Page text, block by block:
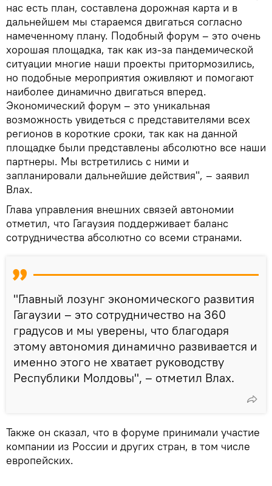
нас есть план, составлена дорожная карта и в
дальнейшем мы стараемся двигаться согласно
намеченному плану. Подобный форум – это очень
хорошая площадка, так как из-за пандемической
ситуации многие наши проекты притормозились,
но подобные мероприятия оживляют и помогают
наиболее динамично двигаться вперед.
Экономический форум – это уникальная
возможность увидеться с представителями всех
регионов в короткие сроки, так как на данной
площадке были представлены абсолютно все наши
партнеры. Мы встретились с ними и
запланировали дальнейшие действия", – заявил
Влах.
Глава управления внешних связей автономии
отметил, что Гагаузия поддерживает баланс
сотрудничества абсолютно со всеми странами.
"Главный лозунг экономического развития
Гагаузии – это сотрудничество на 360
градусов и мы уверены, что благодаря
этому автономия динамично развивается и
именно этого не хватает руководству
Республики Молдовы", – отметил Влах.
Также он сказал, что в форуме принимали участие
компании из России и других стран, в том числе
европейских.